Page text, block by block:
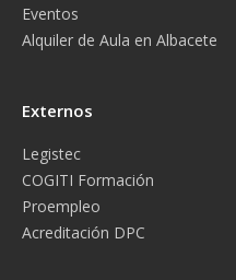
Eventos
Alquiler de Aula en Albacete
Externos
Legistec
COGITI Formación
Proempleo
Acreditación DPC